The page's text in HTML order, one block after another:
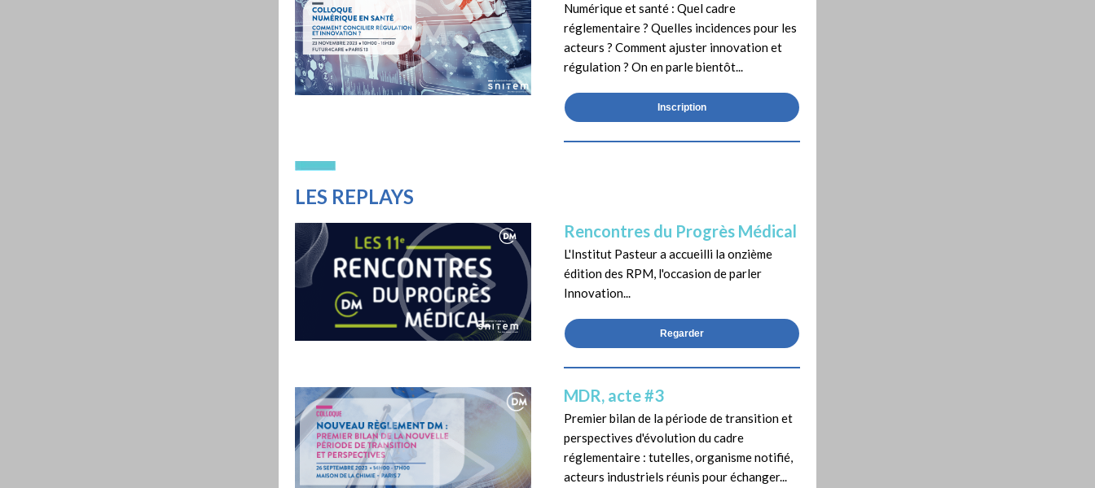
Numérique et santé : Quel cadre
réglementaire ? Quelles incidences pour les
acteurs ? Comment ajuster innovation et
régulation ? On en parle bientôt...
Inscription
LES REPLAYS
Rencontres du Progrès Médical
L'Institut Pasteur a accueilli la onzième
édition des RPM, l'occasion de parler
Innovation...
Regarder
MDR, acte #3
Premier bilan de la période de transition et
perspectives d'évolution du cadre
réglementaire : tutelles, organisme notifié,
acteurs industriels réunis pour échanger...